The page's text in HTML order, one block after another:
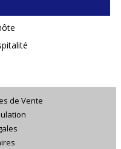
de Vente